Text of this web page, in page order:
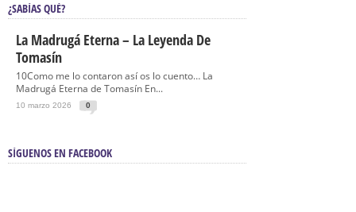
¿SABÍAS QUÉ?
La Madrugá Eterna – La Leyenda De
Tomasín
10Como me lo contaron así os lo cuento… La
Madrugá Eterna de Tomasín En...
10 marzo 2026 0
SÍGUENOS EN FACEBOOK